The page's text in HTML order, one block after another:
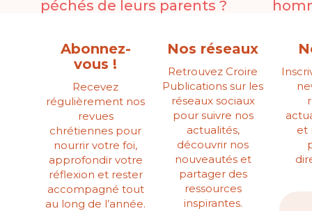
péchés de leurs parents ?
Abonnez-
vous !
Recevez
régulièrement nos
revues
chrétiennes pour
nourrir votre foi,
approfondir votre
réflexion et rester
accompagné tout
au long de l’année.
Nos réseaux
Retrouvez Croire
Publications sur les
réseaux sociaux
pour suivre nos
actualités,
découvrir nos
nouveautés et
partager des
ressources
inspirantes.
et